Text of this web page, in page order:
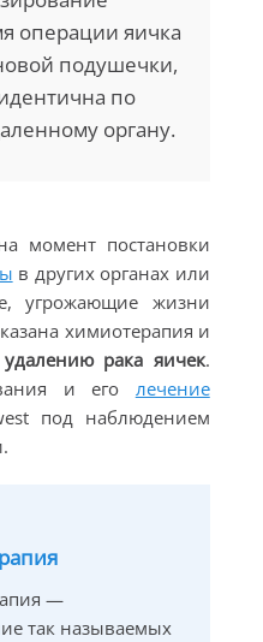
операции яичка
подушечки,
по
органу.
момент постановки
в других органах или
угрожающие жизни
химиотерапия и
рака яичек.
и его лечение
под наблюдением
—
так называемых